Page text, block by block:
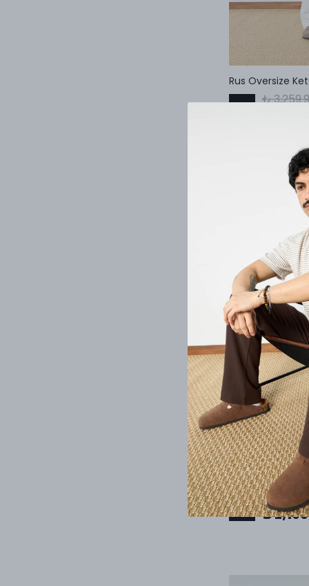
Rus Oversize
₺
Rus Oversize
%33 ₺
₺